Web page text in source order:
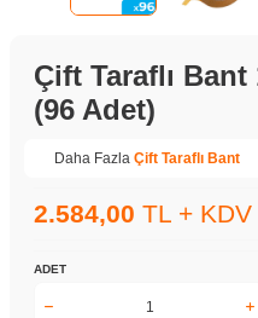
Çift Taraflı
(96 Adet)
Daha Fazla Çift Taraflı Bant
2.584,00 TL + KDV
ADET